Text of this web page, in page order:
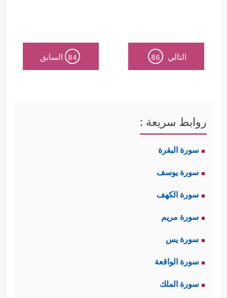
التالي 86
84 السابق
روابط سريعة :
سورة البقرة
سورة يوسف
سورة الكهف
سورة مريم
سورة يس
سورة الواقعة
سورة الملك